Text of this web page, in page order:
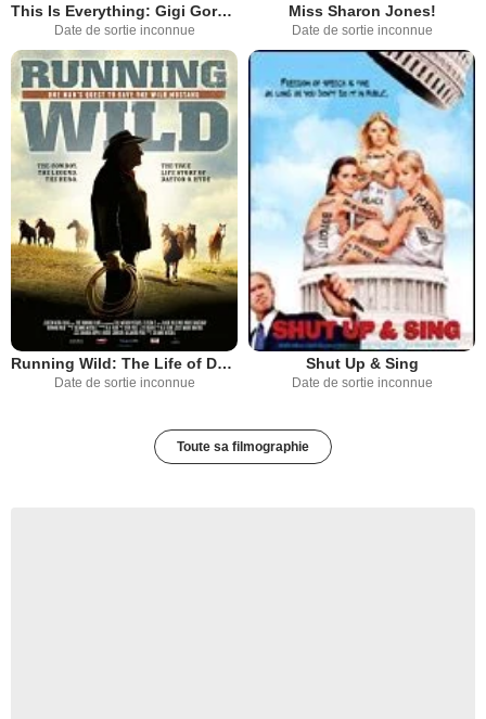
This Is Everything: Gigi Gorgeous
Date de sortie inconnue
Miss Sharon Jones!
Date de sortie inconnue
Running Wild: The Life of Dayton O. Hyde
Date de sortie inconnue
Shut Up & Sing
Date de sortie inconnue
Toute sa filmographie